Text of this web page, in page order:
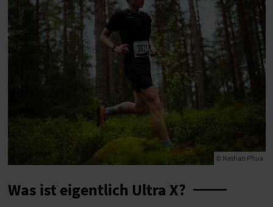
© Nathan Phua
Was ist eigentlich Ultra X?